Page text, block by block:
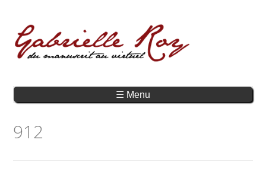
☰ Menu
912